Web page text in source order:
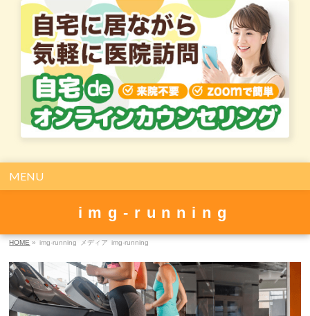
MENU
img-running
HOME » img-running メディア img-running